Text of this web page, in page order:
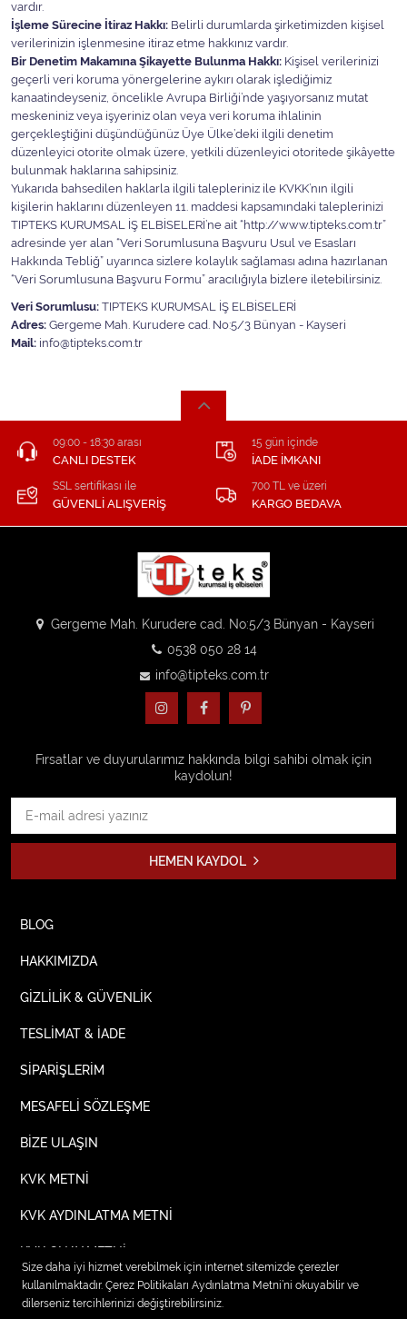
vardır.
İşleme Sürecine İtiraz Hakkı: Belirli durumlarda şirketimizden kişisel
verilerinizin işlenmesine itiraz etme hakkınız vardır.
Bir Denetim Makamına Şikayette Bulunma Hakkı: Kişisel verilerinizi
geçerli veri koruma yönergelerine aykırı olarak işlediğimiz
kanaatindeyseniz, öncelikle Avrupa Birliği’nde yaşıyorsanız mutat
meskeniniz veya işyeriniz olan veya veri koruma ihlalinin
gerçekleştiğini düşündüğünüz Üye Ülke’deki ilgili denetim
düzenleyici otorite olmak üzere, yetkili düzenleyici otoritede şikâyette
bulunmak haklarına sahipsiniz.
Yukarıda bahsedilen haklarla ilgili talepleriniz ile KVKK’nın ilgili
kişilerin haklarını düzenleyen 11. maddesi kapsamındaki taleplerinizi
TIPTEKS KURUMSAL İŞ ELBİSELERİ’ne ait “http://www.tipteks.com.tr”
adresinde yer alan “Veri Sorumlusuna Başvuru Usul ve Esasları
Hakkında Tebliğ” uyarınca sizlere kolaylık sağlaması adına hazırlanan
“Veri Sorumlusuna Başvuru Formu” aracılığıyla bizlere iletebilirsiniz.
Veri Sorumlusu: TIPTEKS KURUMSAL İŞ ELBİSELERİ
Adres: Gergeme Mah. Kurudere cad. No:5/3 Bünyan - Kayseri
Mail: info@tipteks.com.tr
09:00 - 18:30 arası
CANLI DESTEK
15 gün içinde
İADE İMKANI
SSL sertifikası ile
GÜVENLİ ALIŞVERİŞ
700 TL ve üzeri
KARGO BEDAVA
Gergeme Mah. Kurudere cad. No:5/3 Bünyan - Kayseri
0538 050 28 14
info@tipteks.com.tr
Fırsatlar ve duyurularımız hakkında bilgi sahibi olmak için
kaydolun!
HEMEN KAYDOL
BLOG
HAKKIMIZDA
GİZLİLİK & GÜVENLİK
TESLİMAT & İADE
SİPARİŞLERİM
MESAFELİ SÖZLEŞME
BİZE ULAŞIN
KVK METNİ
KVK AYDINLATMA METNİ
KVK ONAY METNİ
Size daha iyi hizmet verebilmek için internet sitemizde çerezler
kullanılmaktadır. Çerez Politikaları Aydınlatma Metni’ni okuyabilir ve
dilerseniz tercihlerinizi değiştirebilirsiniz.